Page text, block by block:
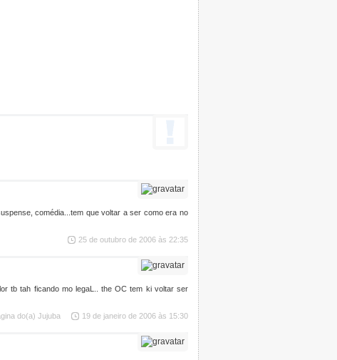
comédia...tem que voltar a ser como era no
25 de outubro de 2006 às 22:35
tb tah ficando mo legaL.. the OC tem ki voltar ser
do(a) Jujuba
19 de janeiro de 2006 às 15:30